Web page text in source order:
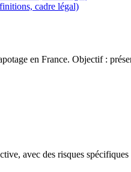
cadre légal)
en France. Objectif :
avec des risques